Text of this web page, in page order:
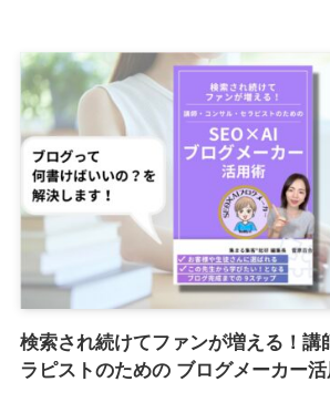
検索され続けてファンが増える！講
ラピストのための ブログメーカー